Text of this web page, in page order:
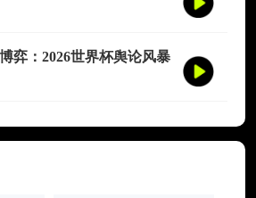
弈：2026世界杯舆论风暴